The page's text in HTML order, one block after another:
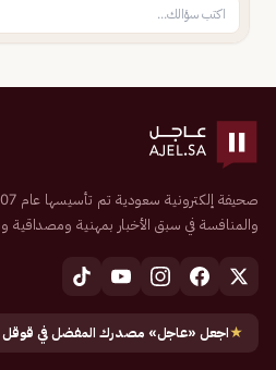
والمنافسة في سبق الأخبار بمهنية
★اجعل «عاجل» مصدرك المفضل في قوقل